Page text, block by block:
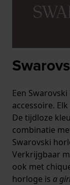
Een
accessoire.
De tijdloze
combinatie
Swarovski
Verkrijgbaar
ook met
horloge is a